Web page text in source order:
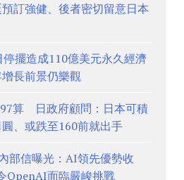
訂強健、後者密切留意日本
擺造成110億美元永久經濟
長前景仍樂觀
算 日政府顧問：日本可積
、或跌至160前就出手
部信曝光：AI領先優勢收
面臨嚴峻挑戰